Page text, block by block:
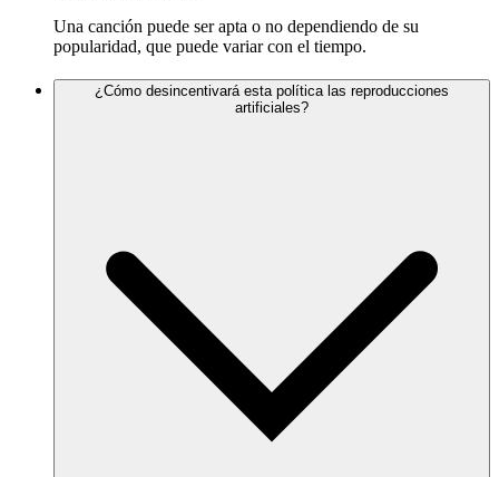
Una canción puede ser apta o no dependiendo de su
popularidad, que puede variar con el tiempo.
¿Cómo desincentivará esta política las reproducciones
artificiales?